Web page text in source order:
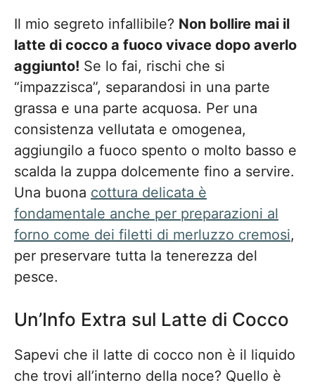
Il mio segreto infallibile? Non bollire mai il
latte di cocco a fuoco vivace dopo averlo
aggiunto! Se lo fai, rischi che si
“impazzisca”, separandosi in una parte
grassa e una parte acquosa. Per una
consistenza vellutata e omogenea,
aggiungilo a fuoco spento o molto basso e
scalda la zuppa dolcemente fino a servire.
Una buona cottura delicata è
fondamentale anche per preparazioni al
forno come dei filetti di merluzzo cremosi,
per preservare tutta la tenerezza del
pesce.
Un’Info Extra sul Latte di Cocco
Sapevi che il latte di cocco non è il liquido
che trovi all’interno della noce? Quello è